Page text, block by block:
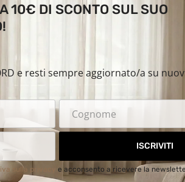
10€ DI SCONTO SUL SUO
e resti sempre aggiornato/a su
ISCRIVITI
sulla privacy e acconsento a ricevere la